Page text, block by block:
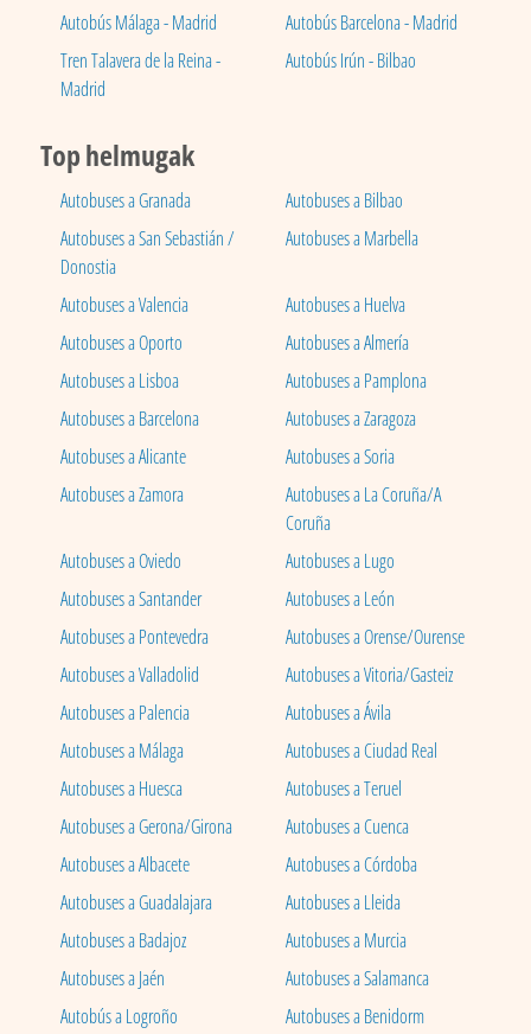
Autobús Málaga - Madrid
Autobús Barcelona - Madrid
Tren Talavera de la Reina -
Madrid
Autobús Irún - Bilbao
Top helmugak
Autobuses a Granada
Autobuses a Bilbao
Autobuses a San Sebastián /
Donostia
Autobuses a Marbella
Autobuses a Valencia
Autobuses a Huelva
Autobuses a Oporto
Autobuses a Almería
Autobuses a Lisboa
Autobuses a Pamplona
Autobuses a Barcelona
Autobuses a Zaragoza
Autobuses a Alicante
Autobuses a Soria
Autobuses a Zamora
Autobuses a La Coruña/A
Coruña
Autobuses a Oviedo
Autobuses a Lugo
Autobuses a Santander
Autobuses a León
Autobuses a Pontevedra
Autobuses a Orense/Ourense
Autobuses a Valladolid
Autobuses a Vitoria/Gasteiz
Autobuses a Palencia
Autobuses a Ávila
Autobuses a Málaga
Autobuses a Ciudad Real
Autobuses a Huesca
Autobuses a Teruel
Autobuses a Gerona/Girona
Autobuses a Cuenca
Autobuses a Albacete
Autobuses a Córdoba
Autobuses a Guadalajara
Autobuses a Lleida
Autobuses a Badajoz
Autobuses a Murcia
Autobuses a Jaén
Autobuses a Salamanca
Autobús a Logroño
Autobuses a Benidorm